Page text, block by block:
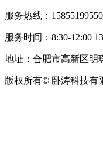
服务热线：15855199550
服务时间：8:30-12:00
地址：合肥市高新区明
版权所有© 卧涛科技有